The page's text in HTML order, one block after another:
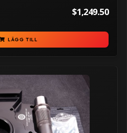
$1,249.50
LÄGG TILL